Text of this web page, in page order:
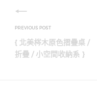
文
章
導
{ 北美梣木原色摺疊桌 /
折疊 / 小空間收納系 }